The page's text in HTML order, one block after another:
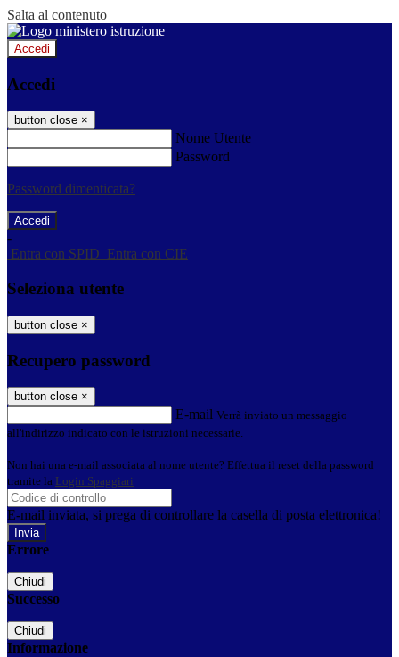
Salta al contenuto
Accedi
Accedi
button close ×
Nome Utente
Password
Password dimenticata?
-
Entra con SPID Entra con CIE
Seleziona utente
button close ×
Recupero password
button close ×
E-mail Verrà inviato un messaggio
all'indirizzo indicato con le istruzioni necessarie.
Non hai una e-mail associata al nome utente? Effettua il reset della password
tramite la Login Spaggiari
E-mail inviata, si prega di controllare la casella di posta elettronica!
Errore
Chiudi
Successo
Chiudi
Informazione